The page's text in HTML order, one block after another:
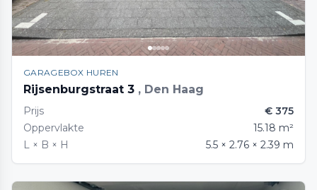
GARAGEBOX HUREN
Rijsenburgstraat 3 , Den Haag
Prijs
€ 375
Oppervlakte
15.18 m²
L × B × H
5.5 × 2.76 × 2.39 m